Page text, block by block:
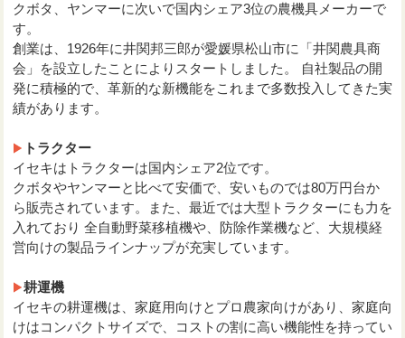
クボタ、ヤンマーに次いで国内シェア3位の農機具メーカーで
す。
創業は、1926年に井関邦三郎が愛媛県松山市に「井関農具商
会」を設立したことによりスタートしました。 自社製品の開
発に積極的で、革新的な新機能をこれまで多数投入してきた実
績があります。
トラクター
イセキはトラクターは国内シェア2位です。
クボタやヤンマーと比べて安価で、安いものでは80万円台か
ら販売されています。また、最近では大型トラクターにも力を
入れており 全自動野菜移植機や、防除作業機など、大規模経
営向けの製品ラインナップが充実しています。
耕運機
イセキの耕運機は、家庭用向けとプロ農家向けがあり、家庭向
けはコンパクトサイズで、コストの割に高い機能性を持ってい